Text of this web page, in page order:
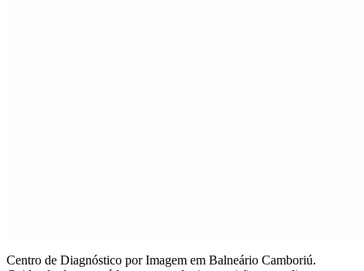
Centro de Diagnóstico por Imagem em Balneário Camboriú.